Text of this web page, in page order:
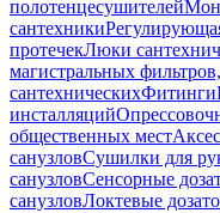
полотенцесушителей
сантехники
протечекЛюки
магистральных
сантехническихФитинги
инсталляций
общественных мест
санузловСушилки для
санузловСенсорные
санузловЛоктевые